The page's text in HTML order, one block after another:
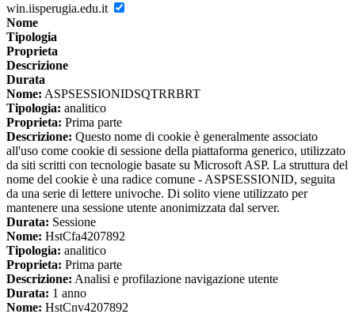
win.iisperugia.edu.it
Nome
Tipologia
Proprieta
Descrizione
Durata
Nome: ASPSESSIONIDSQTRRBRT
Tipologia: analitico
Proprieta: Prima parte
Descrizione: Questo nome di cookie è generalmente associato
all'uso come cookie di sessione della piattaforma generico, utilizzato
da siti scritti con tecnologie basate su Microsoft ASP. La struttura del
nome del cookie è una radice comune - ASPSESSIONID, seguita
da una serie di lettere univoche. Di solito viene utilizzato per
mantenere una sessione utente anonimizzata dal server.
Durata: Sessione
Nome: HstCfa4207892
Tipologia: analitico
Proprieta: Prima parte
Descrizione: Analisi e profilazione navigazione utente
Durata: 1 anno
Nome: HstCnv4207892